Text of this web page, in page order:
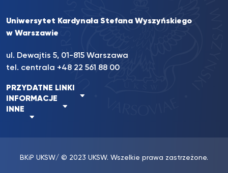
Uniwersytet Kardynała Stefana Wyszyńskiego
w Warszawie
ul. Dewajtis 5, 01-815 Warszawa
tel. centrala +48 22 561 88 00
PRZYDATNE LINKI
INFORMACJE
INNE
BKiP UKSW/ © 2023 UKSW. Wszelkie prawa zastrzeżone.